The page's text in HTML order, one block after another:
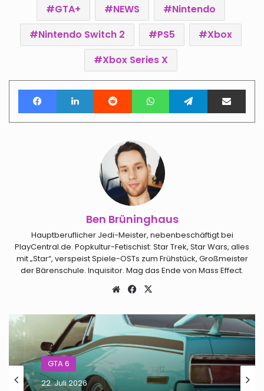
GTA+
NEWS
Nintendo
Nintendo Switch 2
PS5
Xbox
Xbox Series X
FacebookLinkedIn Reddit WhatsAppTelegramTeile per E-Mail
Ben Brüninghaus
Hauptberuflicher Jedi-Meister, nebenbeschäftigt bei
PlayCentral.de. Popkultur-Fetischist: Star Trek, Star Wars, alles
mit „Star“, verspeist Spiele-OSTs zum Frühstück, Großmeister
der Bärenschule. Inquisitor. Mag das Ende von Mass Effect.
WebseiteFacebook
GTA 6
GTA 6
20. Juli 2026